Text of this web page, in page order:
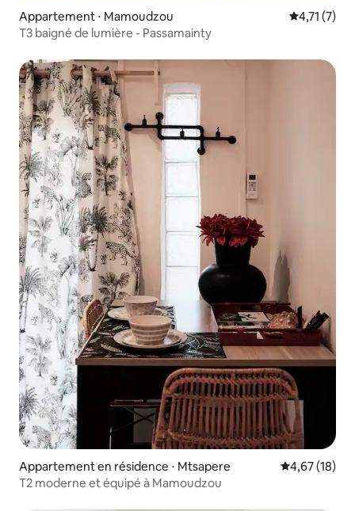
Appartement ⋅ Mamoudzou Évaluation
4,71 (7)
T3 baigné de lumière - Passamainty
Appartement en résidence ⋅ Mtsapere Évaluation
4,67 (18)
T2 moderne et équipé à Mamoudzou